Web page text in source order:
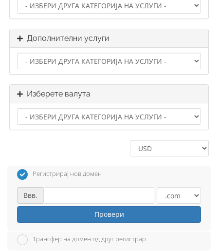
Дополнителни услуги
Изберете валута
Регистрирај нов домен
Ввв.
Провери
Трансфер на домен од друг регистрар